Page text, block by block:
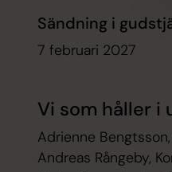
Sändning i
7 februari 2027
Vi som håller i
Adrienne
Andreas Rångeby,